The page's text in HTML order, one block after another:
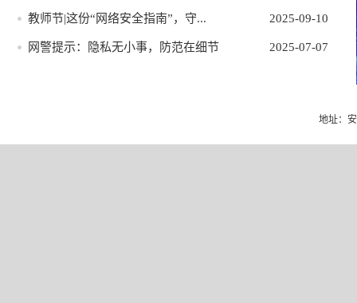
教师节|这份“网络安全指南”，守... 2025-09-10
网警提示：隐私无小事，防范在细节 2025-07-07
地址：